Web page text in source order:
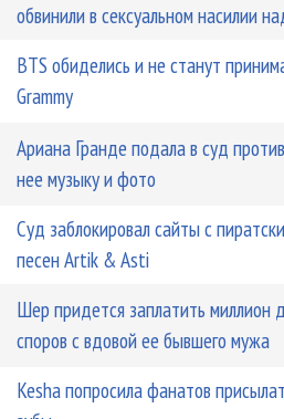
обвинили в сексуальном насилии
BTS обиделись и не станут
Grammy
Ариана Гранде подала в суд
нее музыку и фото
Суд заблокировал сайты с
песен Artik & Asti
Шер придется заплатить миллион
споров с вдовой ее бывшего мужа
Kesha попросила фанатов